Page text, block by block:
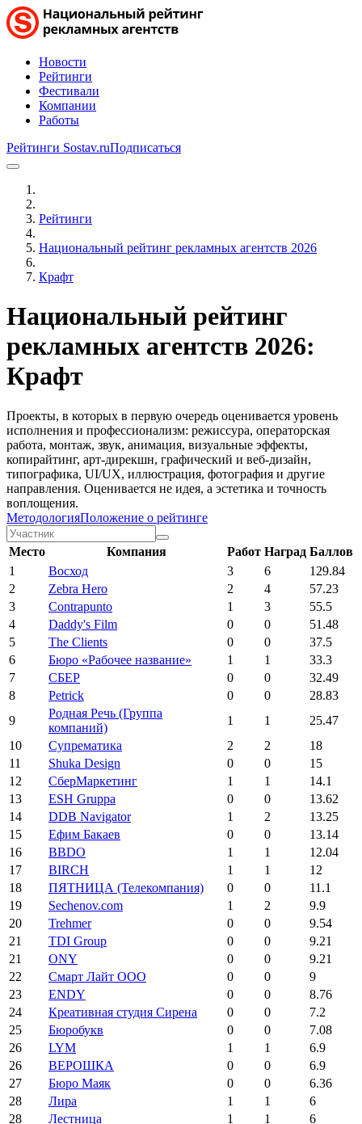
Новости
Рейтинги
Фестивали
Компании
Работы
Рейтинги Sostav.ruПодписаться
Рейтинги
Национальный рейтинг рекламных агентств 2026
Крафт
Национальный рейтинг
рекламных агентств 2026:
Крафт
Проекты, в которых в первую очередь оценивается уровень
исполнения и профессионализм: режиссура, операторская
работа, монтаж, звук, анимация, визуальные эффекты,
копирайтинг, арт-дирекшн, графический и веб-дизайн,
типографика, UI/UX, иллюстрация, фотография и другие
направления. Оценивается не идея, а эстетика и точность
воплощения.
МетодологияПоложение о рейтинге
Место Компания Работ Наград Баллов
1
Восход 3 6
129.84
2
Zebra Hero 2 4
57.23
3
Contrapunto 1 3
55.5
4
Daddy's Film 0 0
51.48
5
The Clients 0 0
37.5
6
Бюро «Рабочее название» 1 1
33.3
7
СБЕР 0 0
32.49
8
Petrick 0 0
28.83
9
Родная Речь (Группа
компаний)
1 1
25.47
10
Супрематика 2 2
18
11
Shuka Design 0 0
15
12
СберМаркетинг 1 1
14.1
13
ESH Gruppa 0 0
13.62
14
DDB Navigator 1 2
13.25
15
Ефим Бакаев 0 0
13.14
16
BBDO 1 1
12.04
17
BIRCH 1 1
12
18
ПЯТНИЦА (Телекомпания) 0 0
11.1
19
Sechenov.com 1 2
9.9
20
Trehmer 0 0
9.54
21
TDI Group 0 0
9.21
21
ONY 0 0
9.21
22
Смарт Лайт ООО 0 0
9
23
ENDY 0 0
8.76
24
Креативная студия Сирена 0 0
7.2
25
Бюробукв 0 0
7.08
26
LYM 1 1
6.9
26
ВЕРОШКА 0 0
6.9
27
Бюро Маяк 0 0
6.36
28
Лира 1 1
6
28
Лестница 1 1
6